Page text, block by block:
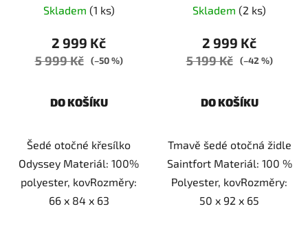
Skladem (1 ks)
2 999 Kč
5 999 Kč (–50 %)
DO KOŠÍKU
Šedé otočné křesílko
Odyssey Materiál: 100%
polyester, kovRozměry:
66 x 84 x 63
Skladem (2 ks)
2 999 Kč
5 199 Kč (–42 %)
DO KOŠÍKU
Tmavě šedé otočná židle
Saintfort Materiál: 100 %
Polyester, kovRozměry:
50 x 92 x 65